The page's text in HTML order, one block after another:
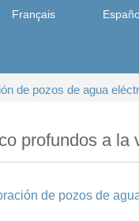
Français
de pozos de agua
profundos a la
de pozos de